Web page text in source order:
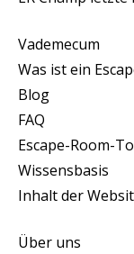
Vademecum
Was ist ein
Blog
FAQ
Escape-Room-
Wissensbasis
Inhalt der
Über uns